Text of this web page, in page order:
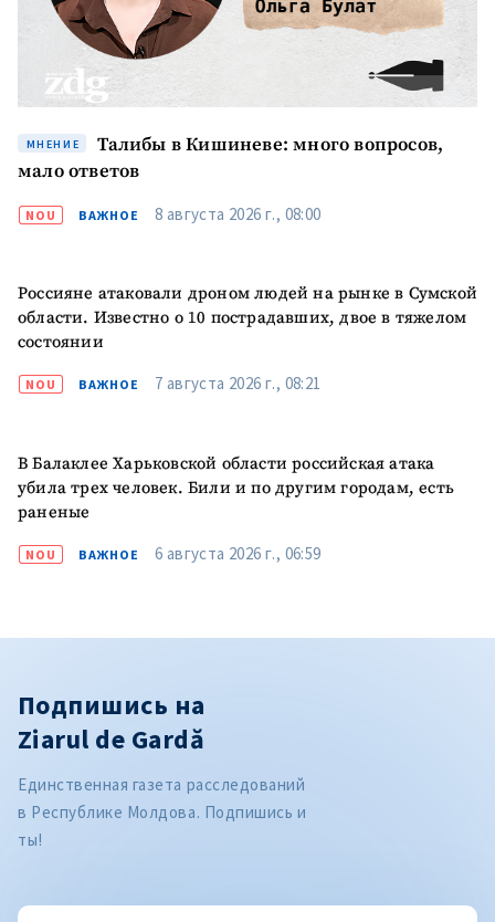
МНЕНИЕ
Талибы в Кишиневе: много вопросов,
мало ответов
NOU ВАЖНОЕ 8 августа 2026 г., 08:00
Россияне атаковали дроном людей на рынке в Сумской
области. Известно о 10 пострадавших, двое в тяжелом
состоянии
NOU ВАЖНОЕ 7 августа 2026 г., 08:21
В Балаклее Харьковской области российская атака
убила трех человек. Били и по другим городам, есть
раненые
NOU ВАЖНОЕ 6 августа 2026 г., 06:59
Подпишись на
Ziarul de Gardă
Единственная газета расследований
в Республике Молдова. Подпишись и
ты!